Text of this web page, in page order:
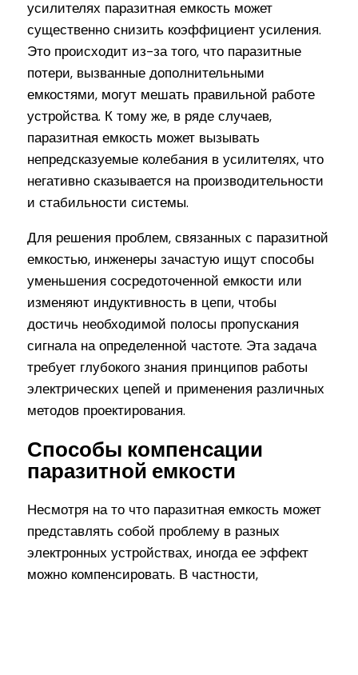
усилителях паразитная емкость может
существенно снизить коэффициент усиления.
Это происходит из-за того, что паразитные
потери, вызванные дополнительными
емкостями, могут мешать правильной работе
устройства. К тому же, в ряде случаев,
паразитная емкость может вызывать
непредсказуемые колебания в усилителях, что
негативно сказывается на производительности
и стабильности системы.
Для решения проблем, связанных с паразитной
емкостью, инженеры зачастую ищут способы
уменьшения сосредоточенной емкости или
изменяют индуктивность в цепи, чтобы
достичь необходимой полосы пропускания
сигнала на определенной частоте. Эта задача
требует глубокого знания принципов работы
электрических цепей и применения различных
методов проектирования.
Способы компенсации
паразитной емкости
Несмотря на то что паразитная емкость может
представлять собой проблему в разных
электронных устройствах, иногда ее эффект
можно компенсировать. В частности,